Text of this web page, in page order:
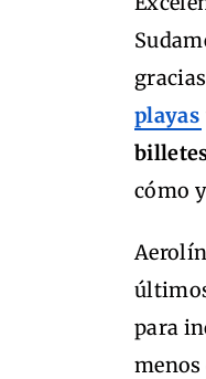
playas
cómo
para
menos